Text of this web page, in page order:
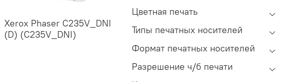
Xerox Phaser C235V_DNI
(D) (C235V_DNI)
Цветная печать
Типы печатных носителей
Формат печатных носителей
Разрешение ч/б печати